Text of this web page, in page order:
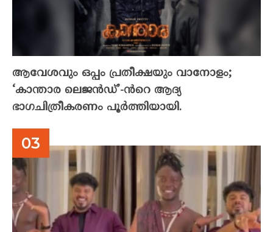
ആവേശവും ഒപ്പം പ്രതീക്ഷയും വാനോളം;
‘കാന്താര ലെജൻഡ്’-ൻറെ ആദ്യ
ഭാഗചിത്രീകരണം പൂർത്തിയായി.